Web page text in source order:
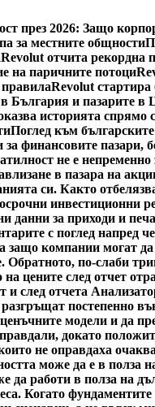
през 2026: Защо
за местните общности
Revolut отчита рекордна
на паричните потоци
Revolut
България и пазарите в
историята спрямо
Поглед към
финансовите пазари,
не е непременно
в пазара на
си. Както
инвестиционни
данни за приходи и
с поглед напред
компании могат
по-слаби
цените след отчет
след отчета
постепенно
модели и да
докато
не оправдаха
може да е в полза
да работи в полза на
Когато